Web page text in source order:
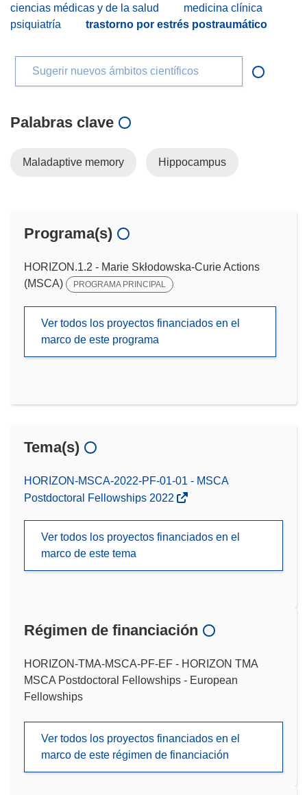
ciencias médicas y de la salud
medicina clínica
psiquiatría
trastorno por estrés postraumático
Sugerir nuevos ámbitos científicos
Palabras clave
Maladaptive memory Hippocampus
Programa(s)
HORIZON.1.2 - Marie Skłodowska-Curie Actions
(MSCA)
PROGRAMA PRINCIPAL
Ver todos los proyectos financiados en el
marco de este programa
Tema(s)
HORIZON-MSCA-2022-PF-01-01 - MSCA
Postdoctoral Fellowships 2022
Ver todos los proyectos financiados en el
marco de este tema
Régimen de financiación
HORIZON-TMA-MSCA-PF-EF - HORIZON TMA
MSCA Postdoctoral Fellowships - European
Fellowships
Ver todos los proyectos financiados en el
marco de este régimen de financiación